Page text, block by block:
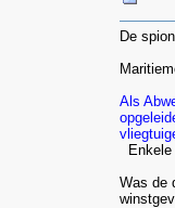
De
Als
Was de